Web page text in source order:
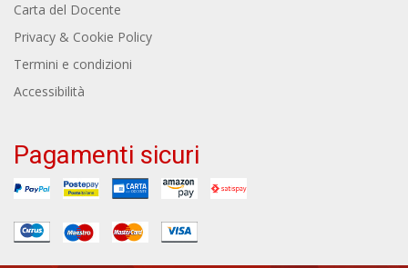
Carta del Docente
Privacy & Cookie Policy
Termini e condizioni
Accessibilità
Pagamenti sicuri